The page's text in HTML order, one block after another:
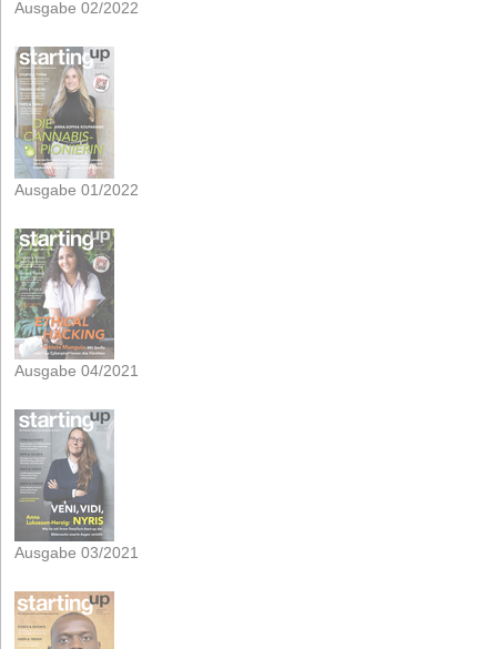
Ausgabe 02/2022
Ausgabe 01/2022
Ausgabe 04/2021
Ausgabe 03/2021